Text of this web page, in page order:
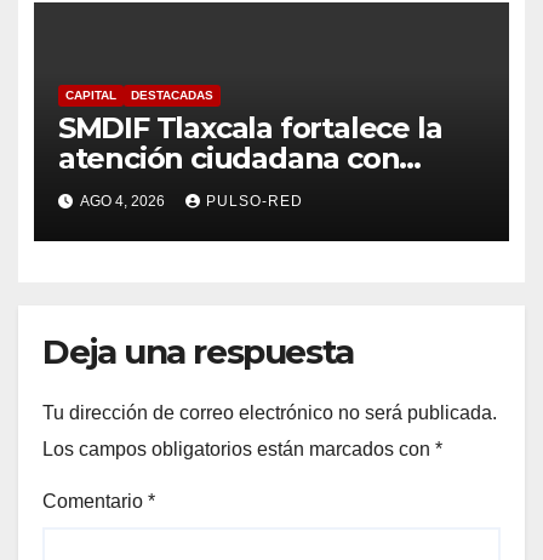
CAPITAL DESTACADAS
SMDIF Tlaxcala fortalece la
atención ciudadana con
servicios cercanos y espacios
dignos para las familias
AGO 4, 2026 PULSO-RED
Deja una respuesta
Tu dirección de correo electrónico no será publicada.
Los campos obligatorios están marcados con *
Comentario *